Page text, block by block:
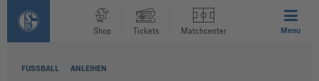
Shop Tickets Matchcenter Menu
FUSSBALL ANLEIHEN